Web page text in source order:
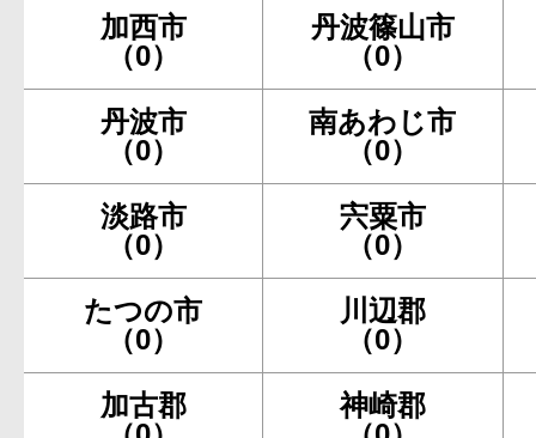
加西市
（0）
丹波篠山市
（0）
丹波市
（0）
南あわじ市
（0）
淡路市
（0）
宍粟市
（0）
たつの市
（0）
川辺郡
（0）
加古郡
神崎郡